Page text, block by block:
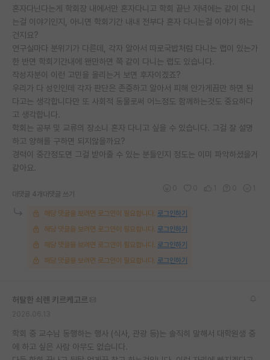
반도체 아카데미
재팬라운지 🌸
혼자다닌다는게 학회장 내에서만 혼자다니고 학회 끝난 저녁에는 같이 다니
는걸 이야기인지, 아니면 학회기간 내내 전부다 혼자 다니는걸 이야기 하는
건지요?
연구실마다 분위기가 다른데, 각자 알아서 따로국밥처럼 다니는 랩이 있는가
한 반면 학회기간내에 왠만하면 쭉 같이 다니는 랩도 있습니다.
작성자분이 이런 고민을 올리는거 보면 후자이겠죠?
우리가 다 성인인데 각자 판단은 존중하고 알아서 피해 안가게끔만 하면 된
다고는 생각합니다만 또 사회적 동물로써 어느정도 함께하는것도 중요하다
고 생각합니다.
학회는 공부 및 교류의 장소니 혼자 다니고 싶을 수 있습니다. 그걸 잘 설명
하고 양해를 구하면 되지않을까요?
경력이 중간정도면 그걸 받아줄 수 있는 분들인지 정도는 이미 파악하셨을거
같아요.
대댓글 4개 대댓글 쓰기
해당 댓글을 보려면 로그인이 필요합니다. 로그인하기
해당 댓글을 보려면 로그인이 필요합니다. 로그인하기
해당 댓글을 보려면 로그인이 필요합니다. 로그인하기
해당 댓글을 보려면 로그인이 필요합니다. 로그인하기
허탈한 쇠렌 키르케고르
학회 중 교수님 동행하는 행사 (식사, 관광 등)는 솔직히 말해서 대학원생 중
에 하고 싶은 사람 아무도 없습니다.